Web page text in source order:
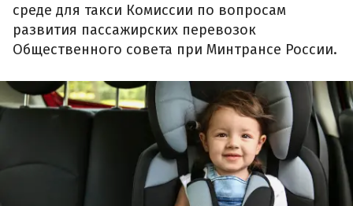
среде для такси Комиссии по вопросам
развития пассажирских перевозок
Общественного совета при Минтрансе России.